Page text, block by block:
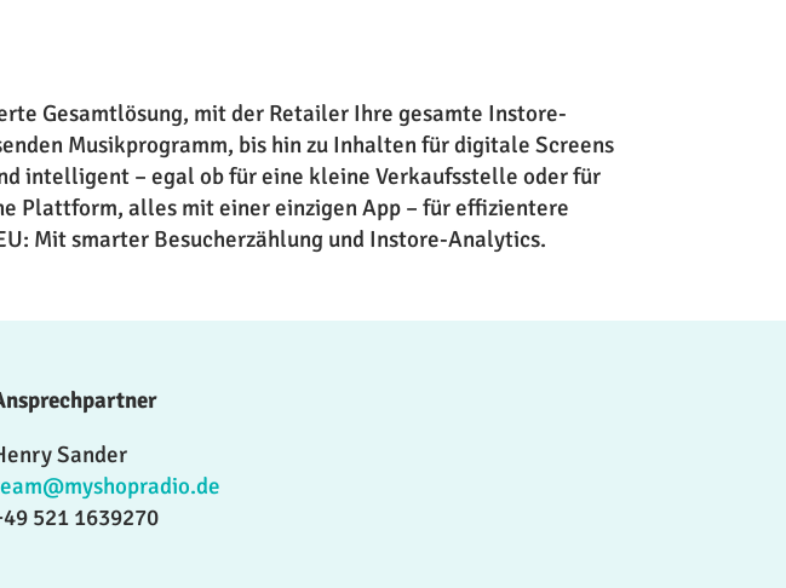
Gesamtlösung, mit der Retailer Ihre gesamte Instore-
Musikprogramm, bis hin zu Inhalten für digitale Screens
intelligent – egal ob für eine kleine Verkaufsstelle oder für
Plattform, alles mit einer einzigen App – für effizientere
Mit smarter Besucherzählung und Instore-Analytics.
Sander
521 1639270